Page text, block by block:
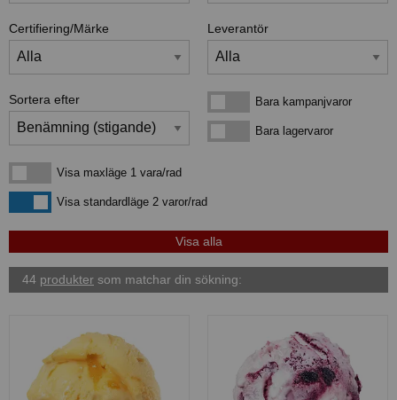
Certifiering/Märke Leverantör
Sortera efter Bara kampanjvarorBara kampanjvaror
Bara lagervarorBara lagervaror
Visa maxläge 1 vara/rad
Visa maxläge 1 vara/rad
Visa standardlägeVisa standardläge 2 varor/rad
44 produkter som matchar din sökning: